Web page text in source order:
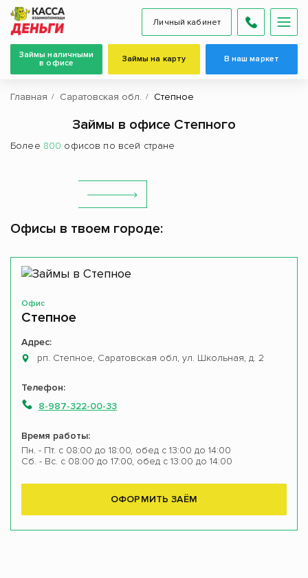
Личный кабинет
Займы наличными
в офисе
Займы на карту В наш маркет
Главная Саратовская обл. Степное
Займы в офисе Степного
Более 800 офисов по всей стране
Офисы в твоем городе:
Офис
Степное
Адрес:
рп. Степное, Саратовская обл, ул. Школьная, д. 2
Телефон:
8-987-322-00-33
Время работы:
Пн. - Пт. с 08:00 до 18:00, обед с 13:00 до 14:00
Сб. - Вс. с 08:00 до 17:00, обед с 13:00 до 14:00
ОФОРМИТЬ ЗАЁМ